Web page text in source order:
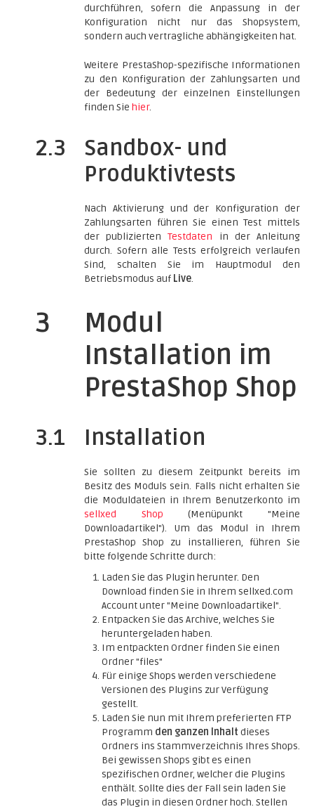
durchführen, sofern die Anpassung in der
Konfiguration nicht nur das Shopsystem,
sondern auch vertragliche abhängigkeiten hat.
Weitere PrestaShop-spezifische Informationen
zu den Konfiguration der Zahlungsarten und
der Bedeutung der einzelnen Einstellungen
finden Sie hier.
2.3
Sandbox- und
Produktivtests
Nach Aktivierung und der Konfiguration der
Zahlungsarten führen Sie einen Test mittels
der publiziertenTestdaten in der Anleitung
durch. Sofern alle Tests erfolgreich verlaufen
Sind, schalten Sie im Hauptmodul den
Betriebsmodus auf Live.
3
Modul
Installation im
PrestaShop Shop
3.1 Installation
Sie sollten zu diesem Zeitpunkt bereits im
Besitz des Moduls sein. Falls nicht erhalten Sie
die Moduldateien in Ihrem Benutzerkonto im
sellxed Shop (Menüpunkt "Meine
Downloadartikel"). Um das Modul in Ihrem
PrestaShop Shop zu installieren, führen Sie
bitte folgende Schritte durch:
Laden Sie das Plugin herunter. Den
Download finden Sie in Ihrem sellxed.com
Account unter "Meine Downloadartikel".
Entpacken Sie das Archive, welches Sie
heruntergeladen haben.
Im entpackten Ordner finden Sie einen
Ordner "files"
Für einige Shops werden verschiedene
Versionen des Plugins zur Verfügung
gestellt.
Laden Sie nun mit Ihrem preferierten FTP
Programm den ganzen Inhalt dieses
Ordners ins Stammverzeichnis Ihres Shops.
Bei gewissen Shops gibt es einen
spezifischen Ordner, welcher die Plugins
enthält. Sollte dies der Fall sein laden Sie
das Plugin in diesen Ordner hoch. Stellen